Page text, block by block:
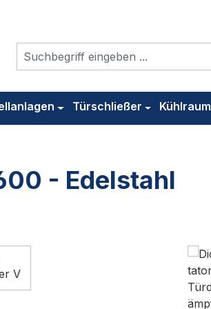
Türschließer Kühlraum
- Edelstahl